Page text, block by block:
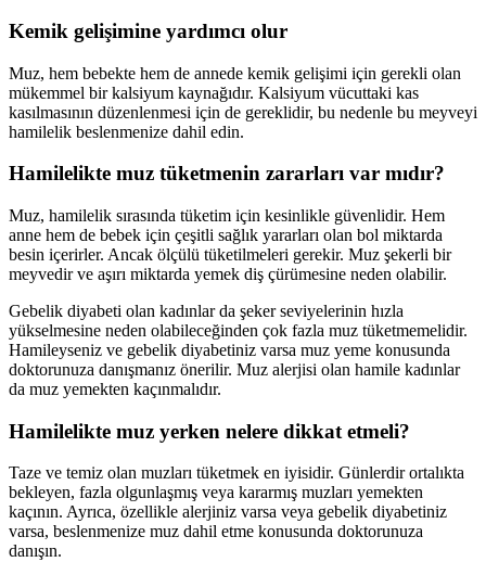
Kemik gelişimine yardımcı olur
Muz, hem bebekte hem de annede kemik gelişimi için gerekli olan
mükemmel bir kalsiyum kaynağıdır. Kalsiyum vücuttaki kas
kasılmasının düzenlenmesi için de gereklidir, bu nedenle bu meyveyi
hamilelik beslenmenize dahil edin.
Hamilelikte muz tüketmenin zararları var mıdır?
Muz, hamilelik sırasında tüketim için kesinlikle güvenlidir. Hem
anne hem de bebek için çeşitli sağlık yararları olan bol miktarda
besin içerirler. Ancak ölçülü tüketilmeleri gerekir. Muz şekerli bir
meyvedir ve aşırı miktarda yemek diş çürümesine neden olabilir.
Gebelik diyabeti olan kadınlar da şeker seviyelerinin hızla
yükselmesine neden olabileceğinden çok fazla muz tüketmemelidir.
Hamileyseniz ve gebelik diyabetiniz varsa muz yeme konusunda
doktorunuza danışmanız önerilir. Muz alerjisi olan hamile kadınlar
da muz yemekten kaçınmalıdır.
Hamilelikte muz yerken nelere dikkat etmeli?
Taze ve temiz olan muzları tüketmek en iyisidir. Günlerdir ortalıkta
bekleyen, fazla olgunlaşmış veya kararmış muzları yemekten
kaçının. Ayrıca, özellikle alerjiniz varsa veya gebelik diyabetiniz
varsa, beslenmenize muz dahil etme konusunda doktorunuza
danışın.